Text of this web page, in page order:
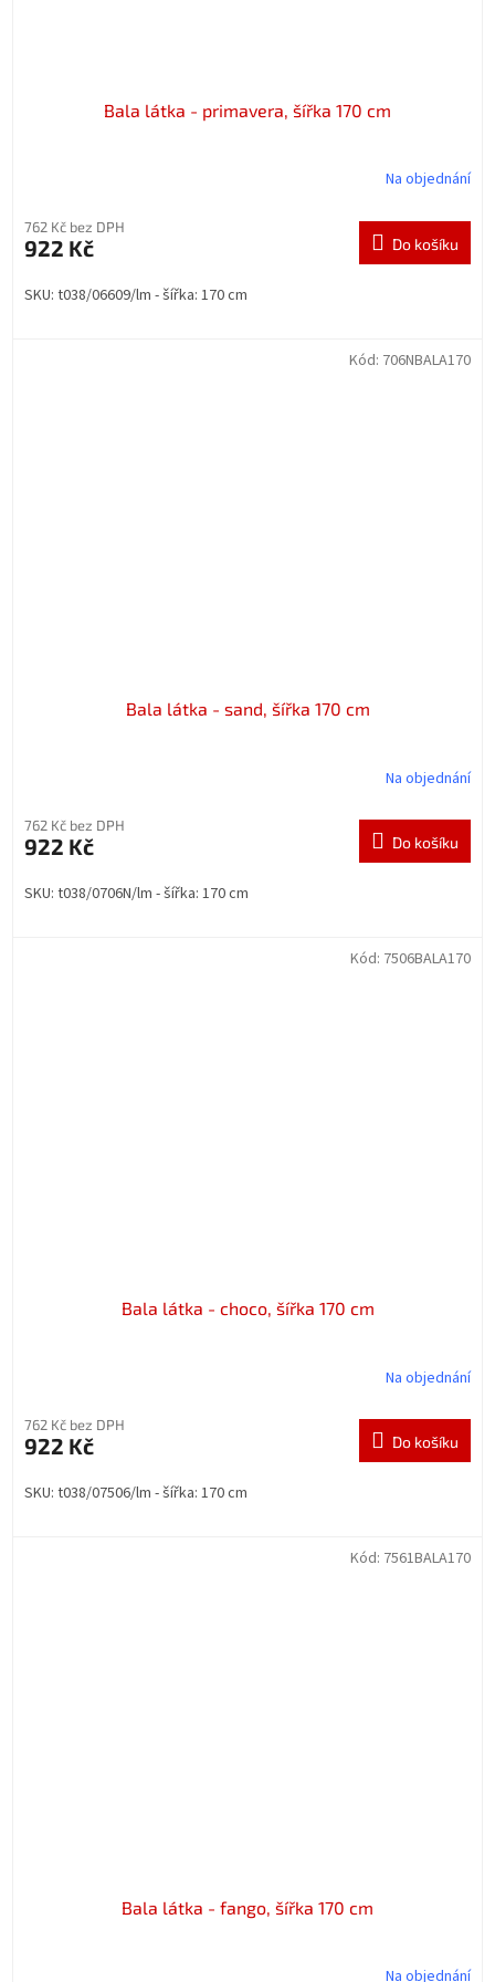
Bala látka - primavera, šířka 170 cm
Na objednání
762 Kč bez DPH
922 Kč Do košíku
SKU: t038/06609/lm - šířka: 170 cm
Bala látka - sand, šířka 170 cm
Na objednání
762 Kč bez DPH
922 Kč Do košíku
SKU: t038/0706N/lm - šířka: 170 cm
Kód: 706NBALA170
Bala látka - choco, šířka 170 cm
Na objednání
762 Kč bez DPH
922 Kč Do košíku
SKU: t038/07506/lm - šířka: 170 cm
Kód: 7506BALA170
Bala látka - fango, šířka 170 cm
Na objednání
Kód: 7561BALA170